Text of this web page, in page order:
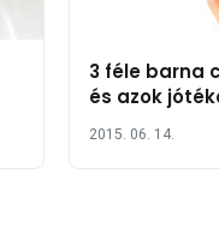
3 féle barna
és azok
2015. 06. 14.